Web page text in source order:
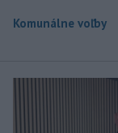
Komunálne voľby